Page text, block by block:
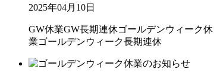
2025年04月10日
GW休業GW長期連休ゴールデンウィーク休
業ゴールデンウィーク長期連休